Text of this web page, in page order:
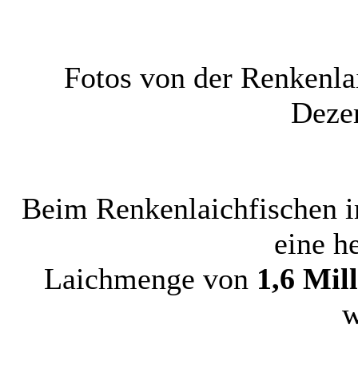
Fotos von der
Beim Renkenlaichfischen
eine
Laichmenge von 1,6